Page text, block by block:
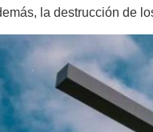
la destrucción de